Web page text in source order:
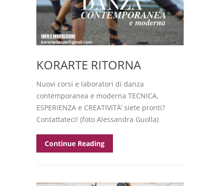
KORARTE RITORNA
Nuovi corsi e laboratori di danza
contemporanea e moderna TECNICA,
ESPERIENZA e CREATIVITÀ’ siete pronti?
Contattateci! (foto Alessandra Guolla)
Continue Reading